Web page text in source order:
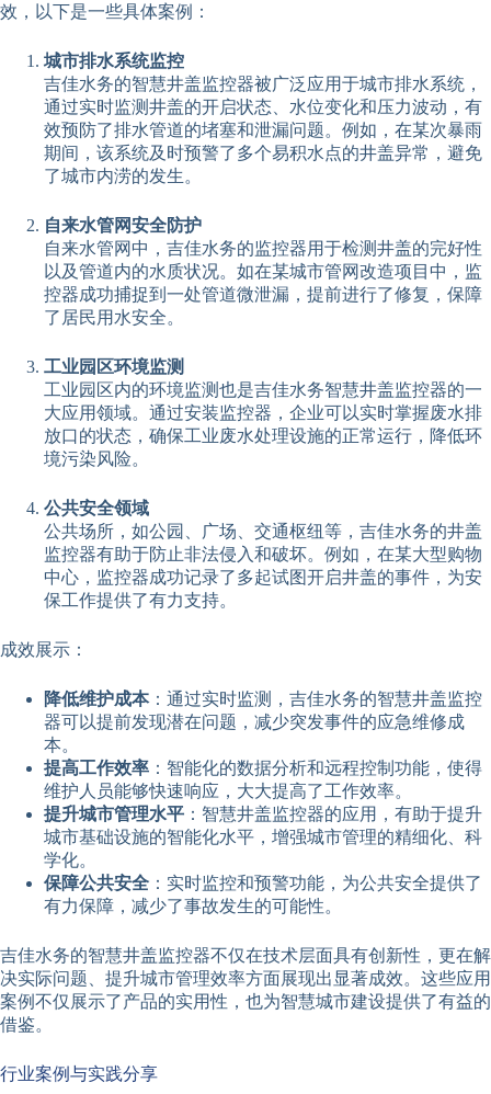
效，以下是一些具体案例：
城市排水系统监控
吉佳水务的智慧井盖监控器被广泛应用于城市排水系统，
通过实时监测井盖的开启状态、水位变化和压力波动，有
效预防了排水管道的堵塞和泄漏问题。例如，在某次暴雨
期间，该系统及时预警了多个易积水点的井盖异常，避免
了城市内涝的发生。
自来水管网安全防护
自来水管网中，吉佳水务的监控器用于检测井盖的完好性
以及管道内的水质状况。如在某城市管网改造项目中，监
控器成功捕捉到一处管道微泄漏，提前进行了修复，保障
了居民用水安全。
工业园区环境监测
工业园区内的环境监测也是吉佳水务智慧井盖监控器的一
大应用领域。通过安装监控器，企业可以实时掌握废水排
放口的状态，确保工业废水处理设施的正常运行，降低环
境污染风险。
公共安全领域
公共场所，如公园、广场、交通枢纽等，吉佳水务的井盖
监控器有助于防止非法侵入和破坏。例如，在某大型购物
中心，监控器成功记录了多起试图开启井盖的事件，为安
保工作提供了有力支持。
成效展示：
降低维护成本：通过实时监测，吉佳水务的智慧井盖监控
器可以提前发现潜在问题，减少突发事件的应急维修成
本。
提高工作效率 ：智能化的数据分析和远程控制功能，使得
维护人员能够快速响应，大大提高了工作效率。
提升城市管理水平 ：智慧井盖监控器的应用，有助于提升
城市基础设施的智能化水平，增强城市管理的精细化、科
学化。
保障公共安全 ：实时监控和预警功能，为公共安全提供了
有力保障，减少了事故发生的可能性。
吉佳水务的智慧井盖监控器不仅在技术层面具有创新性，更在解
决实际问题、提升城市管理效率方面展现出显著成效。这些应用
案例不仅展示了产品的实用性，也为智慧城市建设提供了有益的
借鉴。
行业案例与实践分享